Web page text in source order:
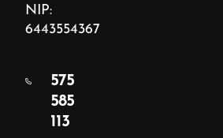
NIP:
6443554367
575
585
113